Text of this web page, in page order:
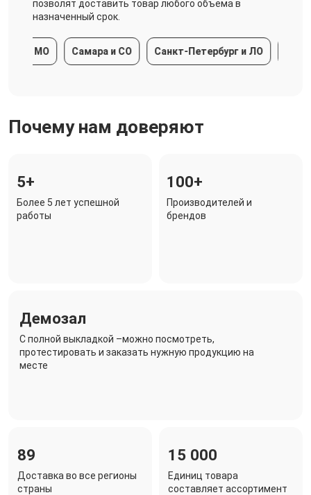
позволят доставить товар любого объема в
назначенный срок.
Самара и СО Санкт-Петербург и ЛО
Почему нам доверяют
5+
Более 5 лет успешной
работы
100+
Производителей и
брендов
Демозал
C полной выкладкой –можно посмотреть,
протестировать и заказать нужную продукцию на
месте
89
Доставка во все регионы
страны
15 000
Единиц товара
составляет ассортимент